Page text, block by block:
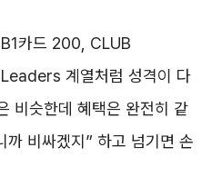
카드 200, CLUB
계열처럼 성격이 다
비슷한데 혜택은 완전히 같
비싸겠지” 하고 넘기면 손